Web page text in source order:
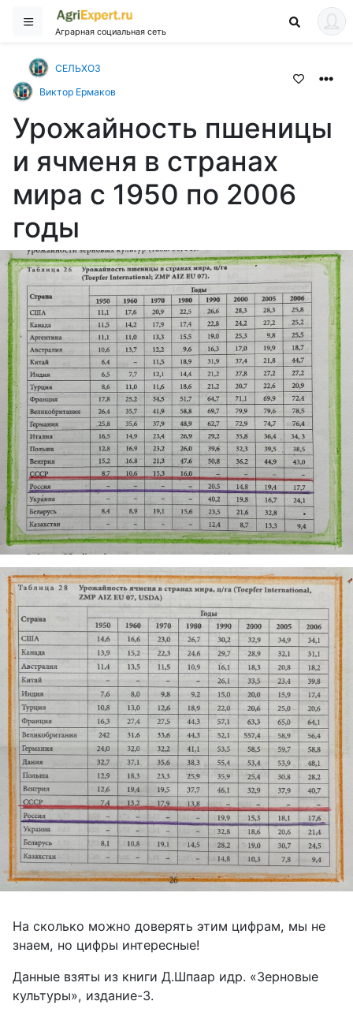
Аграрная социальная сеть
СЕЛЬХОЗ
Виктор Ермаков
Урожайность пшеницы
и ячменя в странах
мира с 1950 по 2006
годы
На сколько можно доверять этим цифрам, мы не
знаем, но цифры интересные!
Данные взяты из книги Д.Шпаар идр. «Зерновые
культуры», издание-3.